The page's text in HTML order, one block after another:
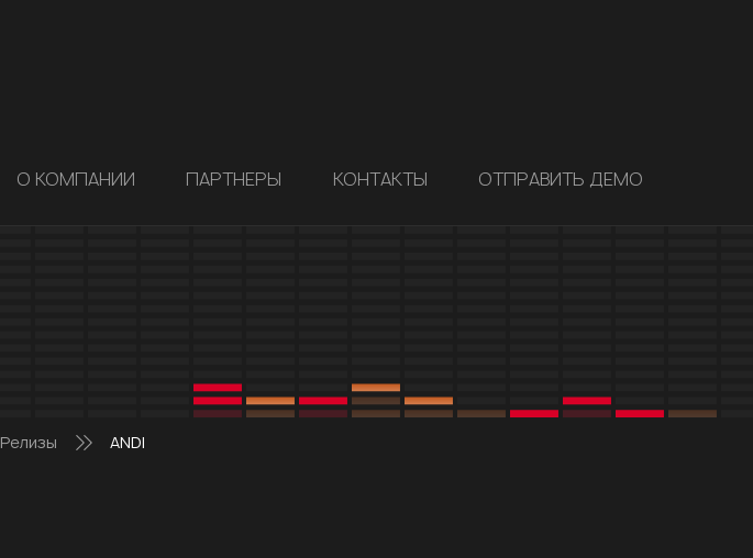
О КОМПАНИИ ПАРТНЕРЫ КОНТАКТЫ
ОТПРАВИТЬ ДЕМО
Релизы ANDI